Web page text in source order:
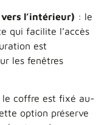
l’intérieur) : le
qui facilite l’accès
est
les fenêtres
le coffre est fixé au-
option préserve